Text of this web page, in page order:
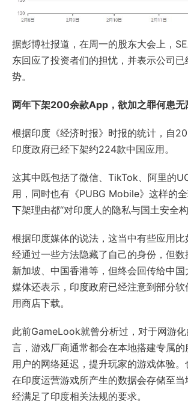
据彭博社报道，在周一的股东大会上，
东回应了投资者们的担忧，并表示公司已
势。
两年下架200余款App，欲加之罪何患无
根据印度《经济时报》时报的统计，自
印度政府已经下架约224款中国应用。
这其中既包括了微信、TikTok、阿里的
用，同时也有《PUBG Mobile》这样的
下架理由都“对印度人的隐私与国土安全构
根据印度媒体的说法，这当中有些应用
经通过一些方法隐藏了自己的身份，但
新加坡、中国香港等，但终会回传给中
媒体还表示，印度政府已经注意到部分
用商店下载。
此前GameLook就曾分析过，对于网游
言，游戏厂商通常都会在本地搭建专属
用户的网络延迟，提升玩家的游戏体验
在印度运营游戏所产生的数据会存储至
经满足了印度相关法规的要求。